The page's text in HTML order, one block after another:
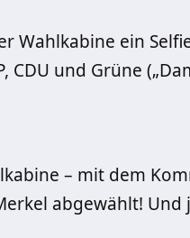
Wahlkabine ein
CDU und Grüne
– mit dem
abgewählt!